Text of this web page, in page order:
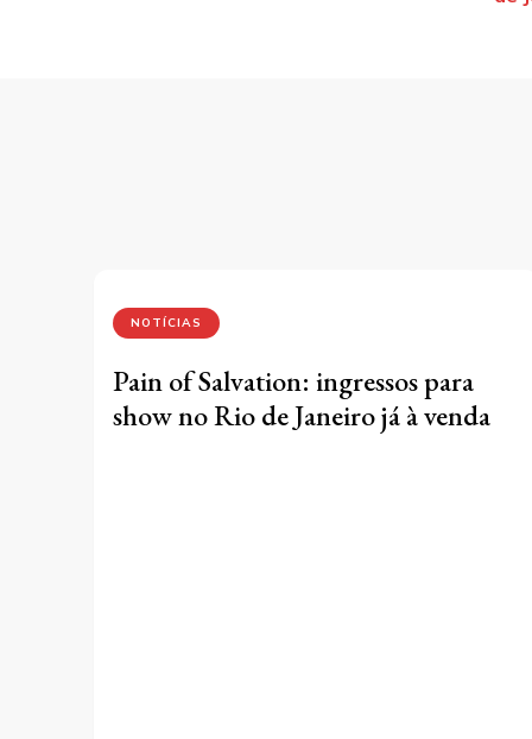
NOTÍCIAS
Pain of Salvation: ingressos para
show no Rio de Janeiro já à venda